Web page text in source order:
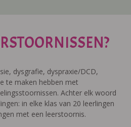
dysgrafie, dyspraxie/DCD,
te maken hebben met
Achter elk woord
in elke klas van 20 leerlingen
met een leerstoornis.